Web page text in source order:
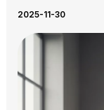
2025-11-30